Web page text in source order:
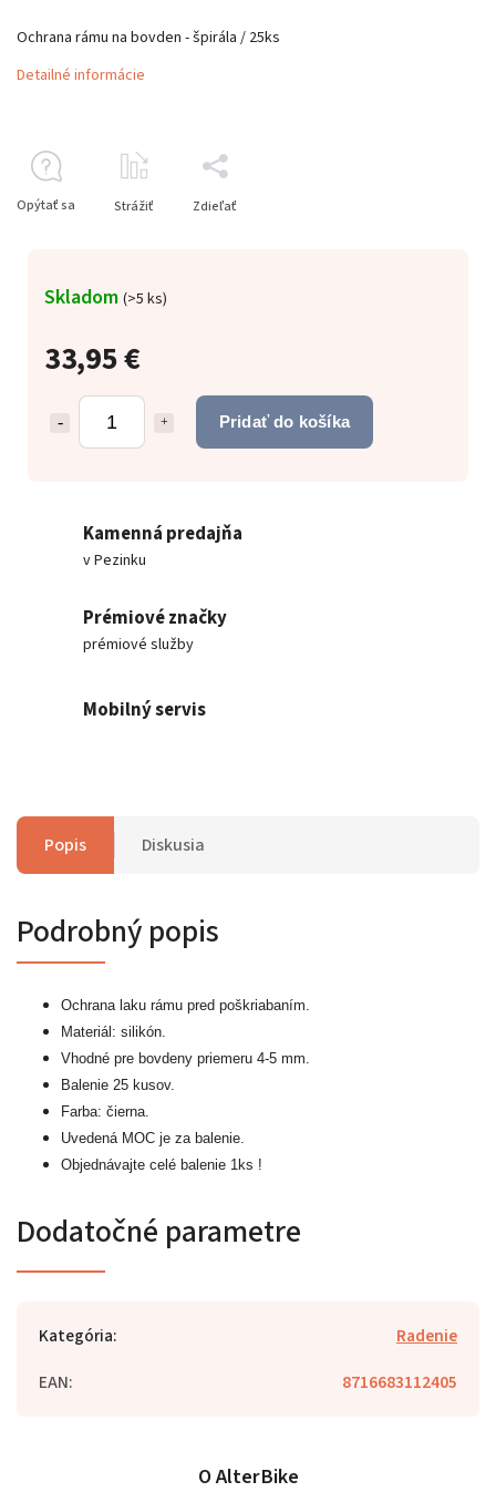
33,95 €
Pridať do košíka
Skladom (>5 ks)
Ochrana rámu na bovden - špirála / 25ks
Detailné informácie
Opýtať sa Strážiť Zdieľať
Kamenná predajňa
v Pezinku
Prémiové značky
prémiové služby
Mobilný servis
Popis Diskusia
Podrobný popis
Ochrana laku rámu pred poškriabaním.
Materiál: silikón.
Vhodné pre bovdeny priemeru 4-5 mm.
Balenie 25 kusov.
Farba: čierna.
Uvedená MOC je za balenie.
Objednávajte celé balenie 1ks !
Dodatočné parametre
Kategória:
Radenie
EAN: 8716683112405
O AlterBike